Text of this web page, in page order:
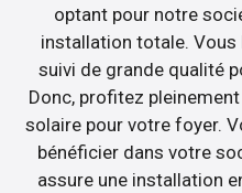
optant pour notre
installation totale. Vous
suivi de grande qualité
Donc, profitez
solaire pour votre foyer.
bénéficier dans votre
assure une installation